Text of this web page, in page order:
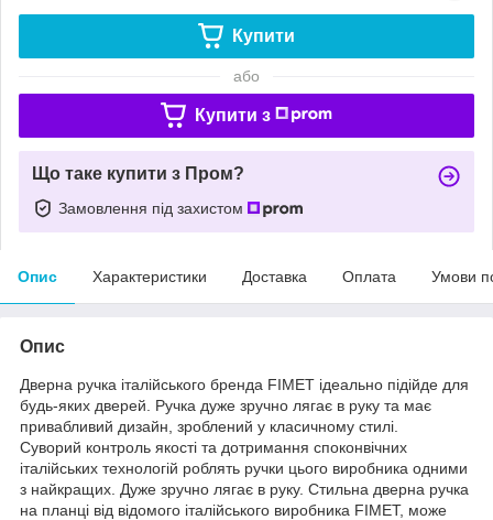
Купити
або
Купити з
Що таке купити з Пром?
Замовлення під захистом
Опис Характеристики Доставка Оплата Умови
Опис
Дверна ручка італійського бренда FIMET ідеально підійде для
будь-яких дверей. Ручка дуже зручно лягає в руку та має
привабливий дизайн, зроблений у класичному стилі.
Суворий контроль якості та дотримання споконвічних
італійських технологій роблять ручки цього виробника одними
з найкращих. Дуже зручно лягає в руку. Стильна дверна ручка
на планці від відомого італійського виробника FIMET, може